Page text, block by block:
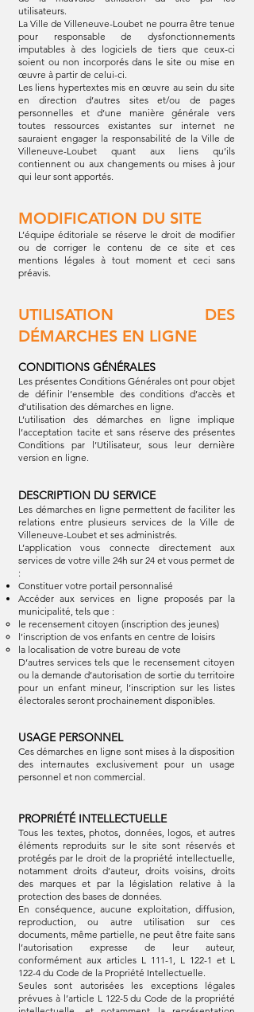
utilisateurs.
La Ville de Villeneuve-Loubet ne pourra être tenue
pour responsable de dysfonctionnements
imputables à des logiciels de tiers que ceux-ci
soient ou non incorporés dans le site ou mise en
œuvre à partir de celui-ci.
Les liens hypertextes mis en œuvre au sein du site
en direction d’autres sites et/ou de pages
personnelles et d’une manière générale vers
toutes ressources existantes sur internet ne
sauraient engager la responsabilité de la Ville de
Villeneuve-Loubet quant aux liens qu’ils
contiennent ou aux changements ou mises à jour
qui leur sont apportés.
MODIFICATION DU SITE
L’équipe éditoriale se réserve le droit de modifier
ou de corriger le contenu de ce site et ces
mentions légales à tout moment et ceci sans
préavis.
UTILISATION DES
DÉMARCHES EN LIGNE
CONDITIONS GÉNÉRALES
Les présentes Conditions Générales ont pour objet
de définir l’ensemble des conditions d’accès et
d’utilisation des démarches en ligne.
L’utilisation des démarches en ligne implique
l’acceptation tacite et sans réserve des présentes
Conditions par l’Utilisateur, sous leur dernière
version en ligne.
DESCRIPTION DU SERVICE
Les démarches en ligne permettent de faciliter les
relations entre plusieurs services de la Ville de
Villeneuve-Loubet et ses administrés.
L’application vous connecte directement aux
services de votre ville 24h sur 24 et vous permet de
:
Constituer votre portail personnalisé
Accéder aux services en ligne proposés par la
municipalité, tels que :
le recensement citoyen (inscription des jeunes)
l’inscription de vos enfants en centre de loisirs
la localisation de votre bureau de vote
D’autres services tels que le recensement citoyen
ou la demande d’autorisation de sortie du territoire
pour un enfant mineur, l’inscription sur les listes
électorales seront prochainement disponibles.
USAGE PERSONNEL
Ces démarches en ligne sont mises à la disposition
des internautes exclusivement pour un usage
personnel et non commercial.
PROPRIÉTÉ INTELLECTUELLE
Tous les textes, photos, données, logos, et autres
éléments reproduits sur le site sont réservés et
protégés par le droit de la propriété intellectuelle,
notamment droits d’auteur, droits voisins, droits
des marques et par la législation relative à la
protection des bases de données.
En conséquence, aucune exploitation, diffusion,
reproduction, ou autre utilisation sur ces
documents, même partielle, ne peut être faite sans
l’autorisation expresse de leur auteur,
conformément aux articles L 111-1, L 122-1 et L
122-4 du Code de la Propriété Intellectuelle.
Seules sont autorisées les exceptions légales
prévues à l’article L 122-5 du Code de la propriété